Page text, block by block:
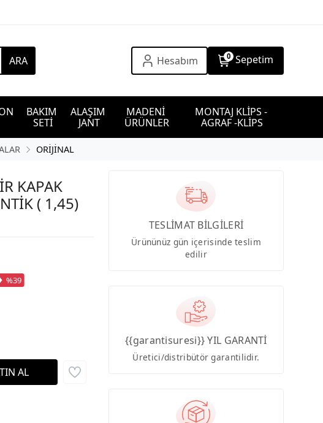
ARA Hesabım 0 Sepetim
BAKIM
SETİ
ALAŞIM
JANT
MADENİ
ÜRÜNLER
MONTAJ KLİPS -
AGRAF -KLİPS
ORİJİNAL
KAPAK
( 1,45)
%39
TESLİMAT BİLGİLERİ
Ürününüz gün içerisinde teslim
edilir
{{garantisuresi}} YIL GARANTİ
Üretici/distribütör garantilidir.